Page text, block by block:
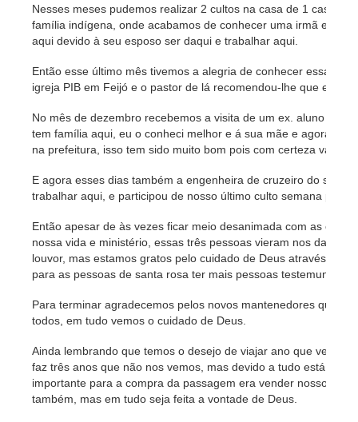
Nesses meses pudemos realizar 2 cultos na casa de 1 casal
família indígena, onde acabamos de conhecer uma irmã em
aqui devido à seu esposo ser daqui e trabalhar aqui.
Então esse último mês tivemos a alegria de conhecer essa
igreja PIB em Feijó e o pastor de lá recomendou-lhe que
No mês de dezembro recebemos a visita de um ex. aluno de
tem família aqui, eu o conheci melhor e á sua mãe e agora ele
na prefeitura, isso tem sido muito bom pois com certeza vai
E agora esses dias também a engenheira de cruzeiro do sul
trabalhar aqui, e participou de nosso último culto semana
Então apesar de às vezes ficar meio desanimada com as
nossa vida e ministério, essas três pessoas vieram nos dar
louvor, mas estamos gratos pelo cuidado de Deus através
para as pessoas de santa rosa ter mais pessoas
Para terminar agradecemos pelos novos mantenedores que
todos, em tudo vemos o cuidado de Deus.
Ainda lembrando que temos o desejo de viajar ano que vem a
faz três anos que não nos vemos, mas devido a tudo está
importante para a compra da passagem era vender nosso
também, mas em tudo seja feita a vontade de Deus.